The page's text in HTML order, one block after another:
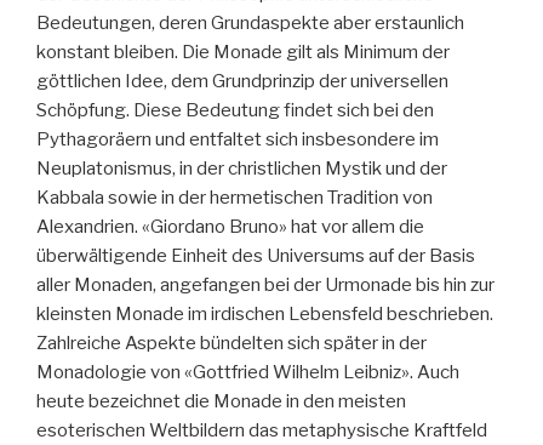
Bedeutungen, deren Grundaspekte aber erstaunlich
konstant bleiben. Die Monade gilt als Minimum der
göttlichen Idee, dem Grundprinzip der universellen
Schöpfung. Diese Bedeutung findet sich bei den
Pythagoräern und entfaltet sich insbesondere im
Neuplatonismus, in der christlichen Mystik und der
Kabbala sowie in der hermetischen Tradition von
Alexandrien. «Giordano Bruno» hat vor allem die
überwältigende Einheit des Universums auf der Basis
aller Monaden, angefangen bei der Urmonade bis hin zur
kleinsten Monade im irdischen Lebensfeld beschrieben.
Zahlreiche Aspekte bündelten sich später in der
Monadologie von «Gottfried Wilhelm Leibniz». Auch
heute bezeichnet die Monade in den meisten
esoterischen Weltbildern das metaphysische Kraftfeld